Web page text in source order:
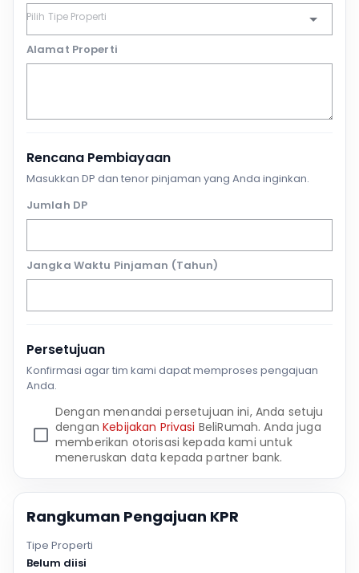
Alamat Properti
Rencana Pembiayaan
Masukkan DP dan tenor pinjaman yang Anda inginkan.
Jumlah DP
Jangka Waktu Pinjaman (Tahun)
Persetujuan
Konfirmasi agar tim kami dapat memproses pengajuan
Anda.
Dengan menandai persetujuan ini, Anda setuju
denganKebijakan Privasi BeliRumah. Anda juga
memberikan otorisasi kepada kami untuk
meneruskan data kepada partner bank.
Rangkuman Pengajuan KPR
Tipe Properti
Belum diisi